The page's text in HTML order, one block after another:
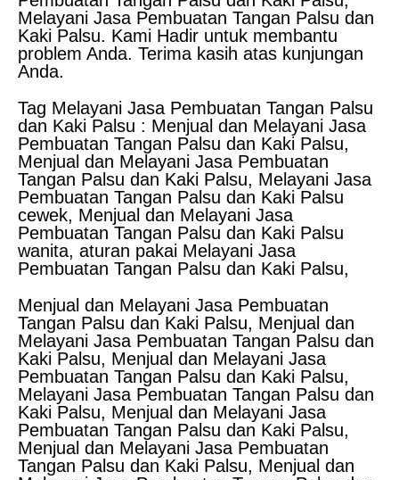
Melayani Jasa Pembuatan Tangan Palsu dan
Kaki Palsu. Kami Hadir untuk membantu
problem Anda. Terima kasih atas kunjungan
Anda.
Tag Melayani Jasa Pembuatan Tangan Palsu
dan Kaki Palsu : Menjual dan Melayani Jasa
Pembuatan Tangan Palsu dan Kaki Palsu,
Menjual dan Melayani Jasa Pembuatan
Tangan Palsu dan Kaki Palsu, Melayani Jasa
Pembuatan Tangan Palsu dan Kaki Palsu
cewek, Menjual dan Melayani Jasa
Pembuatan Tangan Palsu dan Kaki Palsu
wanita, aturan pakai Melayani Jasa
Pembuatan Tangan Palsu dan Kaki Palsu,
Menjual dan Melayani Jasa Pembuatan
Tangan Palsu dan Kaki Palsu, Menjual dan
Melayani Jasa Pembuatan Tangan Palsu dan
Kaki Palsu, Menjual dan Melayani Jasa
Pembuatan Tangan Palsu dan Kaki Palsu,
Melayani Jasa Pembuatan Tangan Palsu dan
Kaki Palsu, Menjual dan Melayani Jasa
Pembuatan Tangan Palsu dan Kaki Palsu,
Menjual dan Melayani Jasa Pembuatan
Tangan Palsu dan Kaki Palsu, Menjual dan